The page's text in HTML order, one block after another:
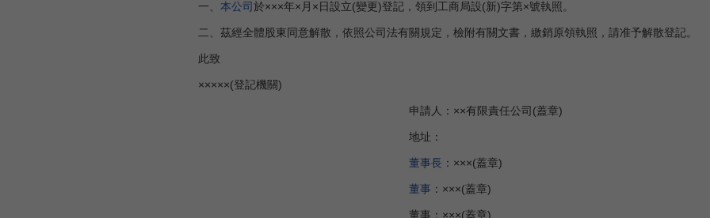
一、 本公司於×××年×月×日設立(變更)登記，領到工商局設(新)字第×號執照。
二、茲經全體股東同意解散，依照公司法有關規定，檢附有關文書，繳銷原領執照，請准予解散登記。
此致
×××××(登記機關)
申請人：××有限責任公司(蓋章)
地址：
董事長 ：×××(蓋章)
董事 ：×××(蓋章)
董事：×××(蓋章)